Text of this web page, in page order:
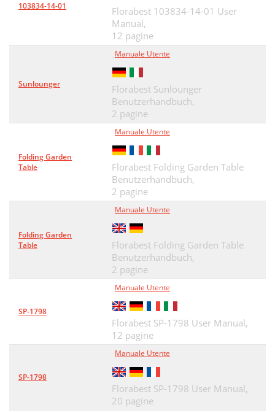
103834-14-01
Florabest 103834-14-01 User
Manual,
12 pagine
Sunlounger
Manuale Utente
Florabest Sunlounger
Benutzerhandbuch,
2 pagine
Folding Garden
Table
Manuale Utente
Florabest Folding Garden Table
Benutzerhandbuch,
2 pagine
Folding Garden
Table
Manuale Utente
Florabest Folding Garden Table
Benutzerhandbuch,
2 pagine
SP-1798
Manuale Utente
Florabest SP-1798 User Manual,
12 pagine
SP-1798
Manuale Utente
Florabest SP-1798 User Manual,
20 pagine